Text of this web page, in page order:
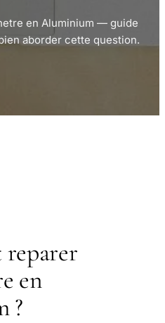
en Aluminium — guide
aborder cette question.
en
?